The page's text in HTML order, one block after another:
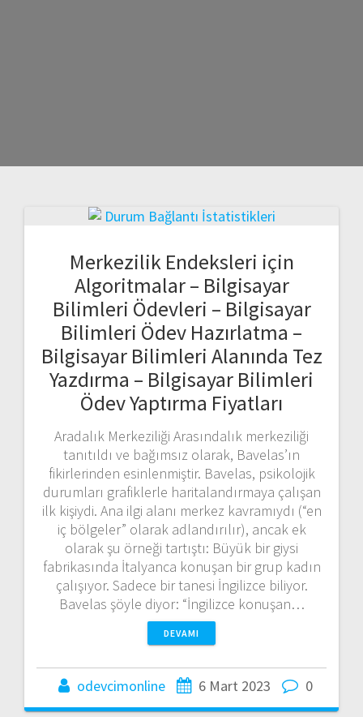
Merkezilik Endeksleri için
Algoritmalar – Bilgisayar
Bilimleri Ödevleri – Bilgisayar
Bilimleri Ödev Hazırlatma –
Bilgisayar Bilimleri Alanında Tez
Yazdırma – Bilgisayar Bilimleri
Ödev Yaptırma Fiyatları
Aradalık Merkeziliği Arasındalık merkeziliği
tanıtıldı ve bağımsız olarak, Bavelas’ın
fikirlerinden esinlenmiştir. Bavelas, psikolojik
durumları grafiklerle haritalandırmaya çalışan
ilk kişiydi. Ana ilgi alanı merkez kavramıydı (“en
iç bölgeler” olarak adlandırılır), ancak ek
olarak şu örneği tartıştı: Büyük bir giysi
fabrikasında İtalyanca konuşan bir grup kadın
çalışıyor. Sadece bir tanesi İngilizce biliyor.
Bavelas şöyle diyor: “İngilizce konuşan…
DEVAMI
odevcimonline 6 Mart 2023 0